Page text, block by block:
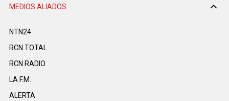
MEDIOS ALIADOS
NTN24
RCN TOTAL
RCN RADIO
LA F.M.
ALERTA